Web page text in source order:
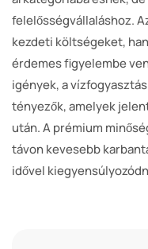
felelősségvállaláshoz.
kezdeti költségeket,
érdemes figyelembe
igények, a
tényezők, amelyek
után. A prémium
távon kevesebb
idővel